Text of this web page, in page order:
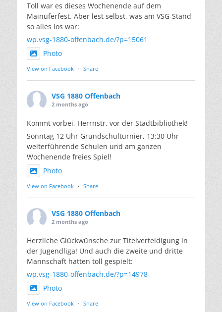
Toll war es dieses Wochenende auf dem
Mainuferfest. Aber lest selbst, was am VSG-Stand
so alles los war:
wp.vsg-1880-offenbach.de/?p=15061
Photo
View on Facebook · Share
VSG 1880 Offenbach
2 months ago
Kommt vorbei, Herrnstr. vor der Stadtbibliothek!
Sonntag 12 Uhr Grundschulturnier, 13:30 Uhr
weiterführende Schulen und am ganzen
Wochenende freies Spiel!
Photo
View on Facebook · Share
VSG 1880 Offenbach
2 months ago
Herzliche Glückwünsche zur Titelverteidigung in
der Jugendliga! Und auch die zweite und dritte
Mannschaft hatten toll gespielt:
wp.vsg-1880-offenbach.de/?p=14978
Photo
View on Facebook · Share